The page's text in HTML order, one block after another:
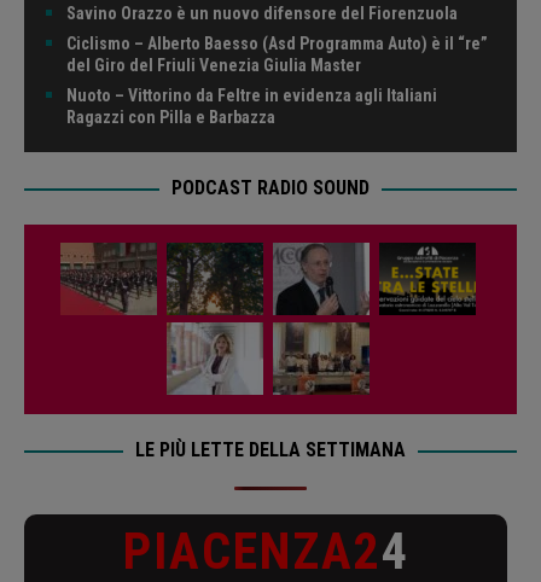
Savino Orazzo è un nuovo difensore del Fiorenzuola
Ciclismo – Alberto Baesso (Asd Programma Auto) è il “re”
del Giro del Friuli Venezia Giulia Master
Nuoto – Vittorino da Feltre in evidenza agli Italiani
Ragazzi con Pilla e Barbazza
PODCAST RADIO SOUND
LE PIÙ LETTE DELLA SETTIMANA
PIACENZA24